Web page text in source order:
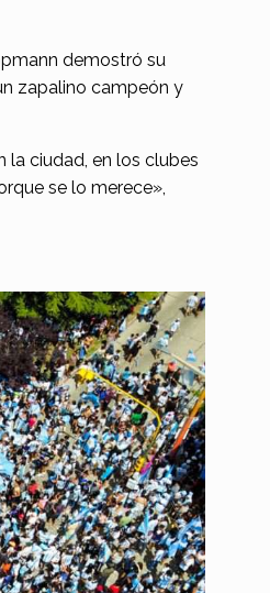
demostró su
zapalino campeón y
la ciudad, en los clubes
se lo merece»,